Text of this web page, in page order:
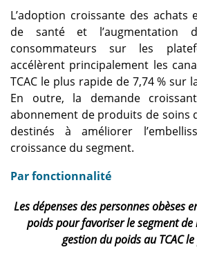
L’adoption croissante des
de santé et l’augmentation
consommateurs sur les
accélèrent principalement les
TCAC le plus rapide de 7,74 % sur
En outre, la demande
abonnement de produits de soins
destinés à améliorer
croissance du segment.
Par fonctionnalité
Les dépenses des personnes obèses
poids pour favoriser le segment
gestion du poids au TCAC